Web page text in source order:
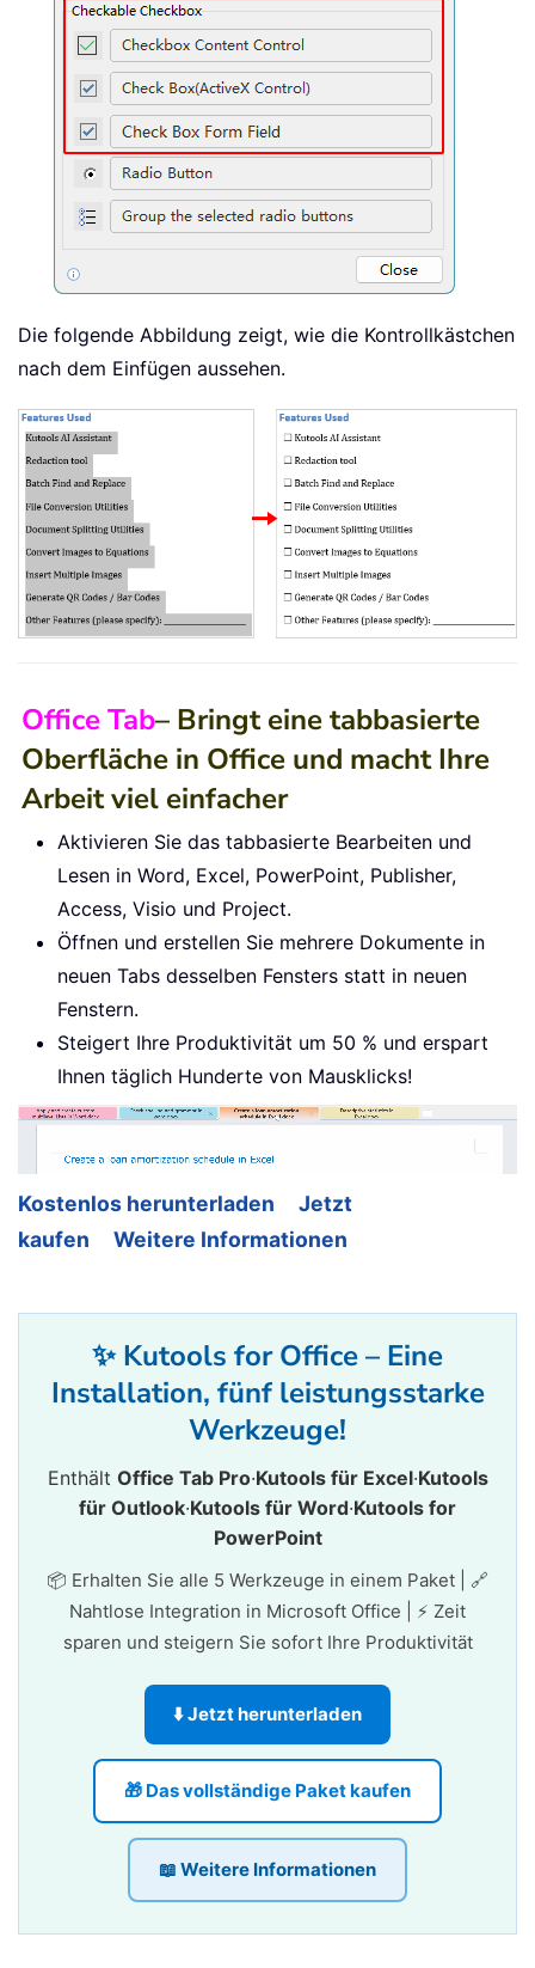
Die folgende Abbildung zeigt, wie die Kontrollkästchen
nach dem Einfügen aussehen.
Office Tab– Bringt eine tabbasierte
Oberfläche in Office und macht Ihre
Arbeit viel einfacher
Aktivieren Sie das tabbasierte Bearbeiten und
Lesen in Word, Excel, PowerPoint, Publisher,
Access, Visio und Project.
Öffnen und erstellen Sie mehrere Dokumente in
neuen Tabs desselben Fensters statt in neuen
Fenstern.
Steigert Ihre Produktivität um 50 % und erspart
Ihnen täglich Hunderte von Mausklicks!
Kostenlos herunterladen
Jetzt
kaufen
Weitere Informationen
✨ Kutools for Office – Eine
Installation, fünf leistungsstarke
Werkzeuge!
Enthält Office Tab Pro·Kutools für Excel·Kutools
für Outlook·Kutools für Word·Kutools for
PowerPoint
📦 Erhalten Sie alle 5 Werkzeuge in einem Paket | 🔗
Nahtlose Integration in Microsoft Office | ⚡ Zeit
sparen und steigern Sie sofort Ihre Produktivität
⬇️ Jetzt herunterladen
🎁 Das vollständige Paket kaufen
📖 Weitere Informationen